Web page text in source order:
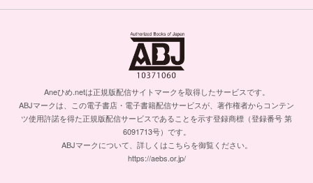
Aneひめ.netは正規版配信サイトマークを取得したサービスです。
ABJマークは、この電子書店・電子書籍配信サービスが、著作権者からコンテン
ツ使用許諾を得た正規版配信サービスであることを示す登録商標（登録番号 第
6091713号）です。
ABJマークについて、詳しくはこちらを御覧ください。
https://aebs.or.jp/